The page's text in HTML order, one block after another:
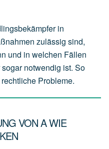
in
zulässig sind,
und in welchen Fällen
notwendig ist. So
Probleme.
VON A WIE